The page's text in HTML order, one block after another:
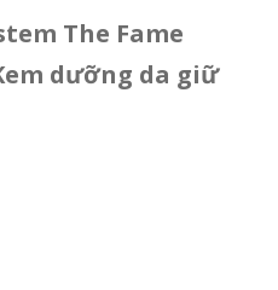
The Fame
dưỡng da giữ